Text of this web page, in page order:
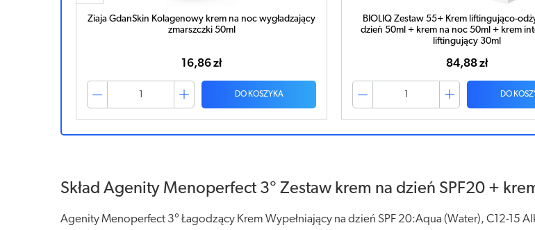
BIOLIQ Zestaw 55+ Krem liftingująco-odżywczy na
dzień 50ml + krem na noc 50ml + krem intensywnie
84,88 zł
DO KOSZYKA
BIOLIQ Zestaw 45+ Krem ujędrniająco-
dzień 50ml + krem na noc 50ml + krem do
ust 15ml
82,30 zł
DO
Skład Agenity Menoperfect 3° Zestaw krem na dzień SPF20 +
Agenity Menoperfect 3° Łagodzący Krem Wypełniający na dzień SPF 20:Aqua (Water), C12-15